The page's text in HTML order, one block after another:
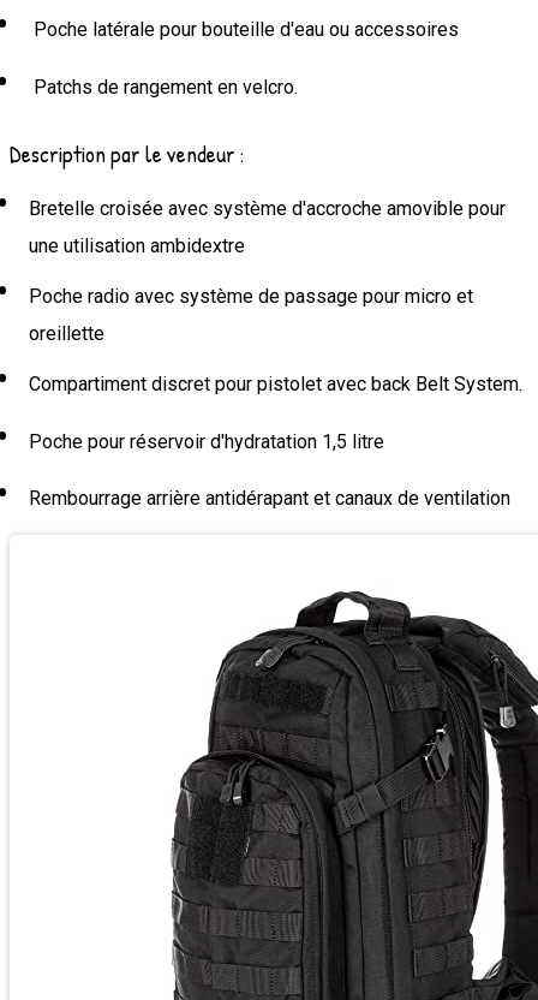
Poche latérale pour bouteille d'eau ou accessoires
Patchs de rangement en velcro.
Description par le vendeur :
Bretelle croisée avec système d'accroche amovible pour
une utilisation ambidextre
Poche radio avec système de passage pour micro et
oreillette
Compartiment discret pour pistolet avec back Belt System.
Poche pour réservoir d'hydratation 1,5 litre
Rembourrage arrière antidérapant et canaux de ventilation